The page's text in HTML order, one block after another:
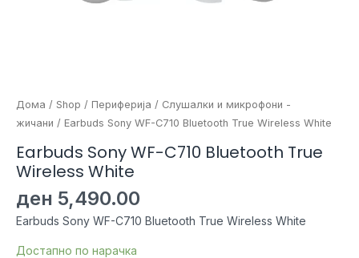
Дома / Shop / Периферија / Слушалки и микрофони -
жичани / Earbuds Sony WF-C710 Bluetooth True Wireless White
Earbuds Sony WF-C710 Bluetooth True
Wireless White
ден 5,490.00
Earbuds Sony WF-C710 Bluetooth True Wireless White
Достапно по нарачка